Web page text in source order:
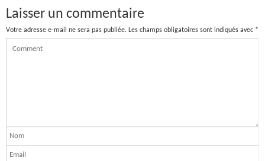
Laisser un commentaire
Votre adresse e-mail ne sera pas publiée. Les champs obligatoires sont indiqués avec *